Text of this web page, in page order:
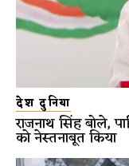
देश दुनिया
राजनाथ सिंह बोले,
को नेस्तनाबूत किया